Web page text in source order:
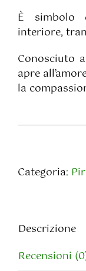
È simbolo
interiore,
Conosciuto
apre
la
Rosa
Categoria:
Descrizione
Recensioni